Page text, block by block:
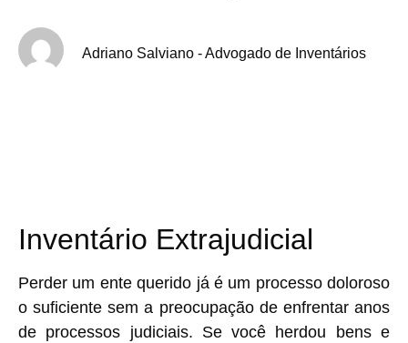
Adriano Salviano - Advogado de Inventários
Inventário Extrajudicial
Perder um ente querido já é um processo doloroso
o suficiente sem a preocupação de enfrentar anos
de processos judiciais. Se você herdou bens e